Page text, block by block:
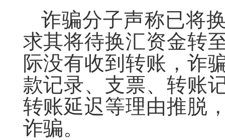
诈骗分子声称已将
求其将待换汇资金转
际没有收到转账，诈
款记录、支票、转账
转账延迟等理由推脱
诈骗。